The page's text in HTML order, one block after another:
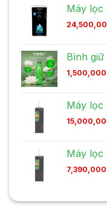
Máy lọc
Bình giữ
1,500,000
Máy lọc
Máy lọc
7,390,000